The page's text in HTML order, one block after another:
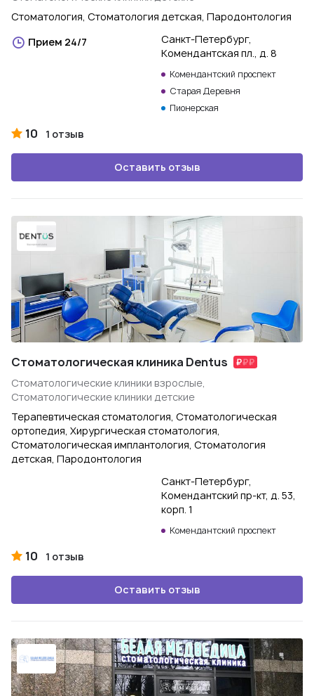
Стоматология, Стоматология детская, Пародонтология
Прием 24/7
Санкт-Петербург,
Комендантская пл., д. 8
Комендантский проспект
Старая Деревня
Пионерская
10 1 отзыв
Оставить отзыв
Стоматологическая клиника Dentus
Стоматологические клиники взрослые,
Стоматологические клиники детские
Терапевтическая стоматология, Стоматологическая
ортопедия, Хирургическая стоматология,
Стоматологическая имплантология, Стоматология
детская, Пародонтология
Санкт-Петербург,
Комендантский пр-кт, д. 53,
корп. 1
Комендантский проспект
10 1 отзыв
Оставить отзыв